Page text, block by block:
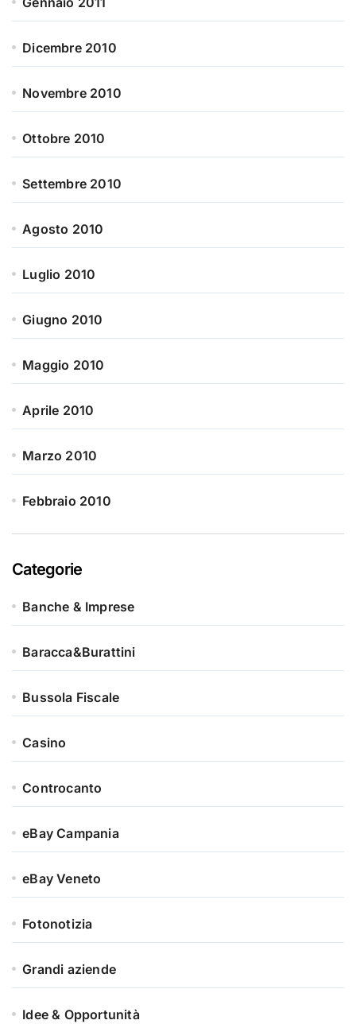
Dicembre 2010
Novembre 2010
Ottobre 2010
Settembre 2010
Agosto 2010
Luglio 2010
Giugno 2010
Maggio 2010
Aprile 2010
Marzo 2010
Febbraio 2010
Categorie
Banche & Imprese
Baracca&Burattini
Bussola Fiscale
Casino
Controcanto
eBay Campania
eBay Veneto
Fotonotizia
Grandi aziende
Idee & Opportunità